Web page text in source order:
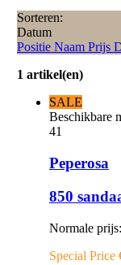
Sorteren:
Datum
Positie Naam Prijs
1 artikel(en)
SALE
Beschikbare
41
Peperosa
850
Normale prijs:
Special Price